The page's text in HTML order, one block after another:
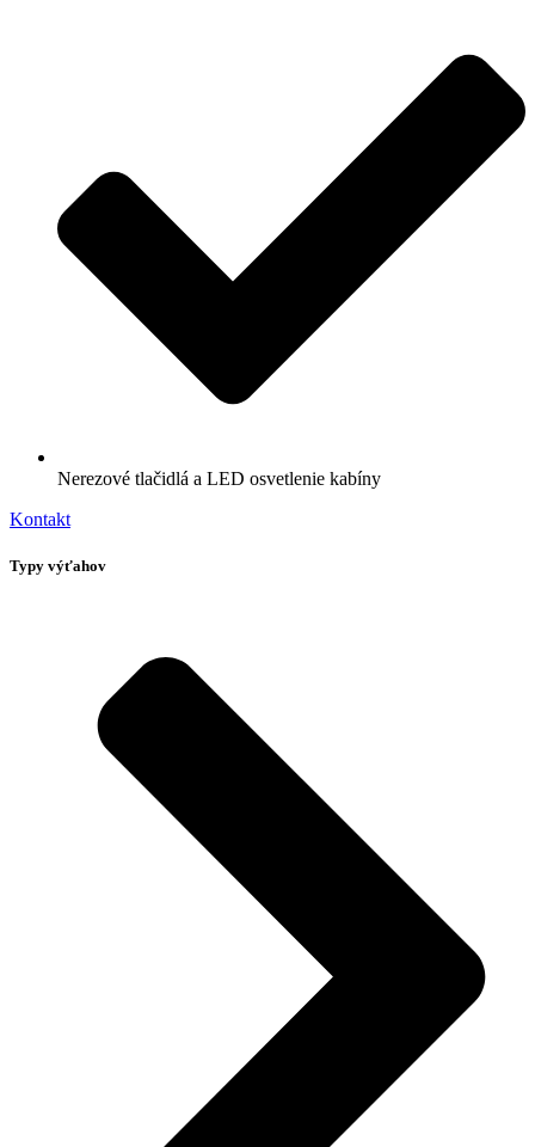
Nerezové tlačidlá a LED osvetlenie kabíny
Kontakt
Typy výťahov